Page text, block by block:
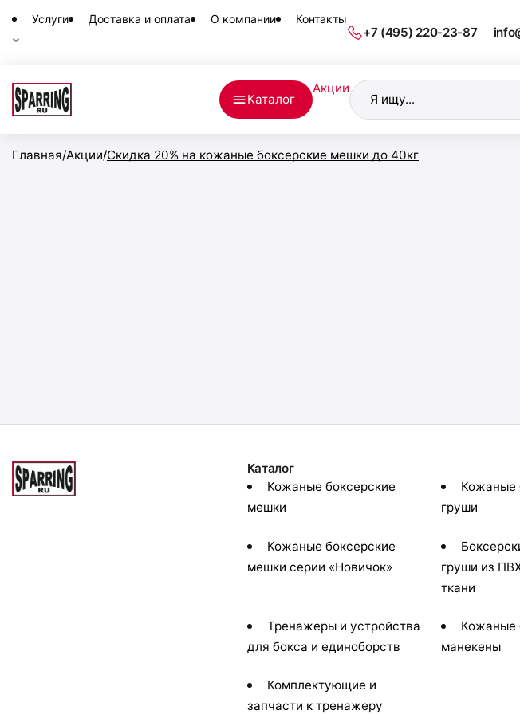
Услуги Доставка и оплата О компании Контакты
+7 (495) 220-23-87
Каталог
АкцииПоиск
товаров
Главная/Акции/Скидка 20% на кожаные боксерские мешки до 40кг
Каталог
Кожаные боксерские
мешки
Кожаные
груши
Кожаные боксерские
мешки серии «Новичок»
груши из
ткани
Тренажеры и устройства
для бокса и единоборств
Кожаные
манекены
Комплектующие и
запчасти к тренажеру